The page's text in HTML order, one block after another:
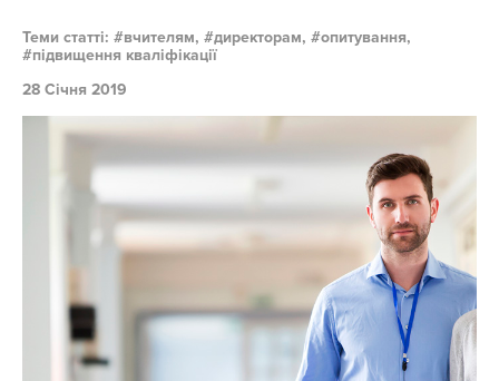
Теми статті: вчителям, директорам,
опитування,
підвищення кваліфікації
28 Січня 2019